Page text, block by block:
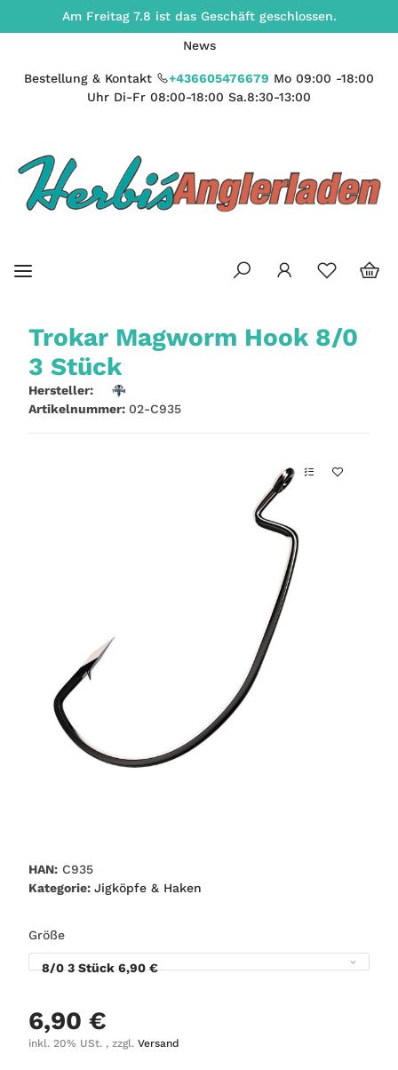
Am Freitag 7.8 ist das Geschäft geschlossen.
News
Bestellung & Kontakt +436605476679 Mo 09:00 -18:00
Uhr Di-Fr 08:00-18:00 Sa.8:30-13:00
Trokar Magworm Hook 8/0
3 Stück
Hersteller:
Artikelnummer: 02-C935
HAN: C935
Kategorie: Jigköpfe & Haken
Größe
8/0 3 Stück 6,90 €
6,90 €
inkl. 20% USt. , zzgl. Versand